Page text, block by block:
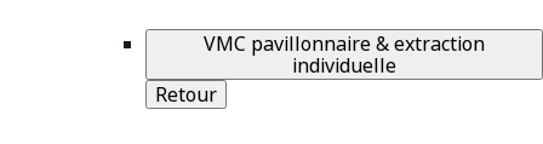
VMC pavillonnaire & extraction
individuelle
Retour